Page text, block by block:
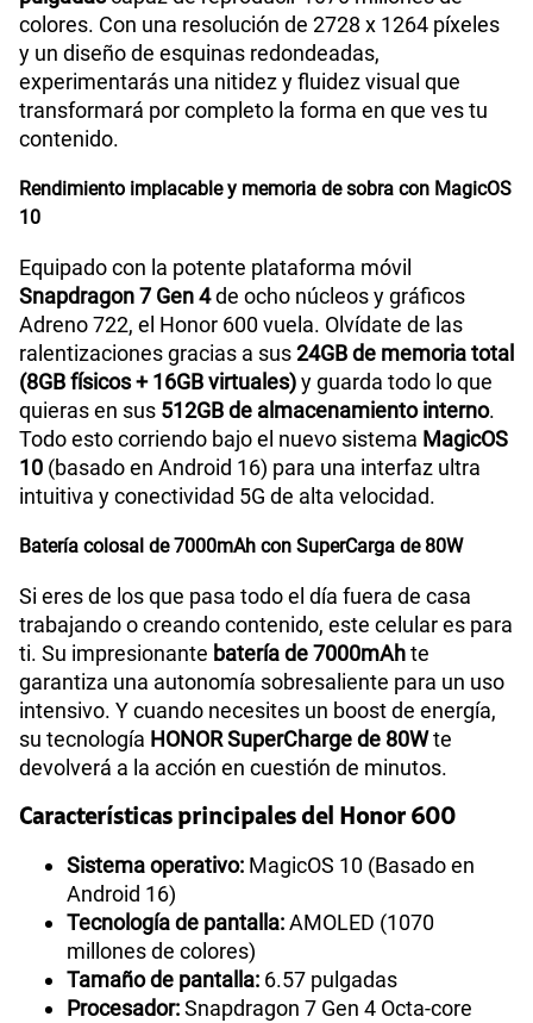
colores. Con una resolución de 2728 x 1264 píxeles
y un diseño de esquinas redondeadas,
experimentarás una nitidez y fluidez visual que
transformará por completo la forma en que ves tu
contenido.
Rendimiento implacable y memoria de sobra con MagicOS
10
Equipado con la potente plataforma móvil
Snapdragon 7 Gen 4de ocho núcleos y gráficos
Adreno 722, el Honor 600 vuela. Olvídate de las
ralentizaciones gracias a sus24GB de memoria total
(8GB físicos + 16GB virtuales)y guarda todo lo que
quieras en sus 512GB de almacenamiento interno.
Todo esto corriendo bajo el nuevo sistema MagicOS
10 (basado en Android 16) para una interfaz ultra
intuitiva y conectividad 5G de alta velocidad.
Batería colosal de 7000mAh con SuperCarga de 80W
Si eres de los que pasa todo el día fuera de casa
trabajando o creando contenido, este celular es para
ti. Su impresionante batería de 7000mAhte
garantiza una autonomía sobresaliente para un uso
intensivo. Y cuando necesites un boost de energía,
su tecnología HONOR SuperCharge de 80Wte
devolverá a la acción en cuestión de minutos.
Características principales del Honor 600
Sistema operativo: MagicOS 10 (Basado en
Android 16)
Tecnología de pantalla:AMOLED (1070
millones de colores)
Tamaño de pantalla: 6.57 pulgadas
Procesador:Snapdragon 7 Gen 4 Octa-core